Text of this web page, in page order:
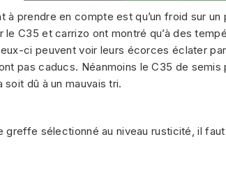
à prendre en compte est qu’un froid sur
le C35 et carrizo ont montré qu’à des
ci peuvent voir leurs écorces éclater
pas caducs. Néanmoins le C35 de
dû à un mauvais tri.
greffe sélectionné au niveau rusticité, il